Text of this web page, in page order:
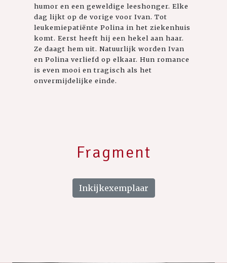
humor en een geweldige leeshonger. Elke
dag lijkt op de vorige voor Ivan. Tot
leukemiepatiënte Polina in het ziekenhuis
komt. Eerst heeft hij een hekel aan haar.
Ze daagt hem uit. Natuurlijk worden Ivan
en Polina verliefd op elkaar. Hun romance
is even mooi en tragisch als het
onvermijdelijke einde.
Fragment
Inkijkexemplaar